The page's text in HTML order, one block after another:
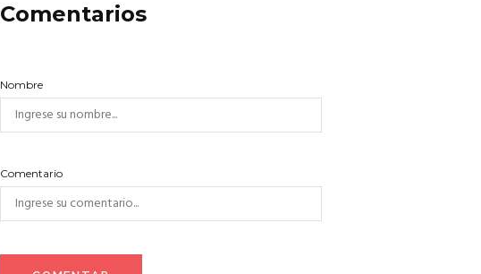
Comentarios
Nombre
Comentario